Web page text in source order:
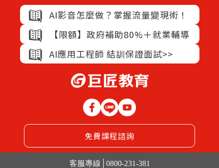
AI影音怎麼做？掌握流量變現術！
【限額】政府補助80%＋就業輔導
AI應用工程師 結訓保證面試>>
免費課程諮詢
客服專線 0800-231-381